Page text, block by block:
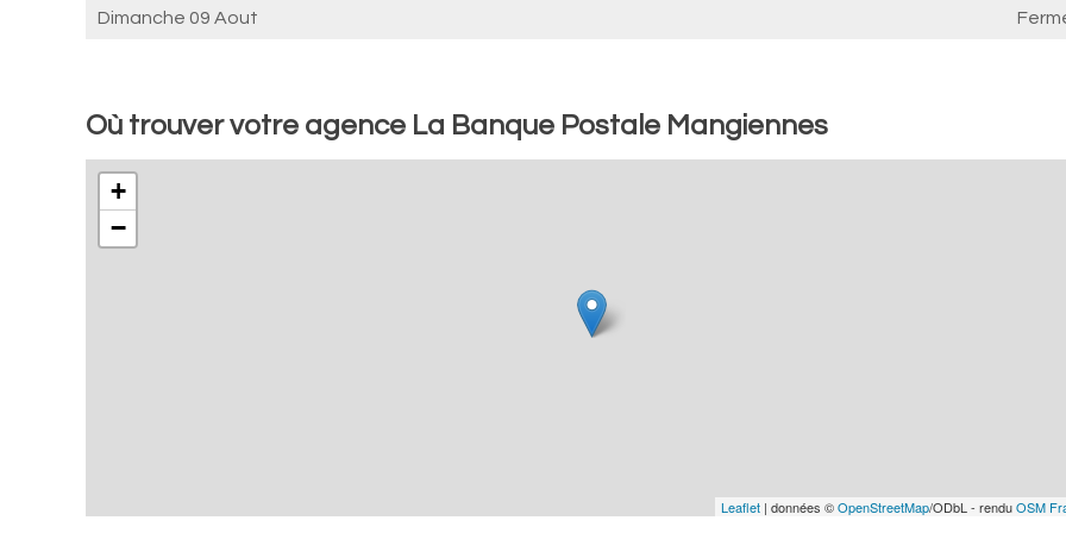
Dimanche 09 Aout
Où trouver votre agence La Banque Postale Mangiennes
+
−
Leaflet | données ©OpenStreetMap/ODbL - renduOSM